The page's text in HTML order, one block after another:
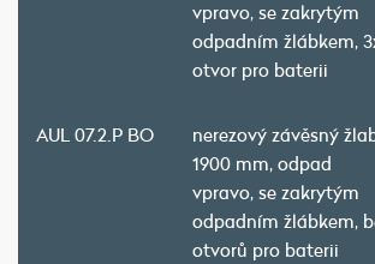
vpravo, se zakrytým
odpadním žlábkem,
otvor pro baterii
AUL 07.2.P BO
nerezový závěsný
1900 mm, odpad
vpravo, se zakrytým
odpadním žlábkem,
otvorů pro baterii